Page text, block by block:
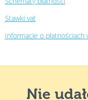
Stawki vat
Informacje o
Nie